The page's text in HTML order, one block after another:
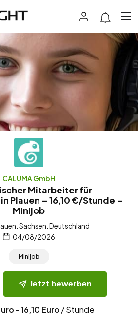
CALUMA GmbH
Mitarbeiter für
Plauen – 16,10 €/Stunde –
Minijob
Sachsen, Deutschland
04/08/2026
Minijob
Jetzt bewerben
-16,10 Euro / Stunde